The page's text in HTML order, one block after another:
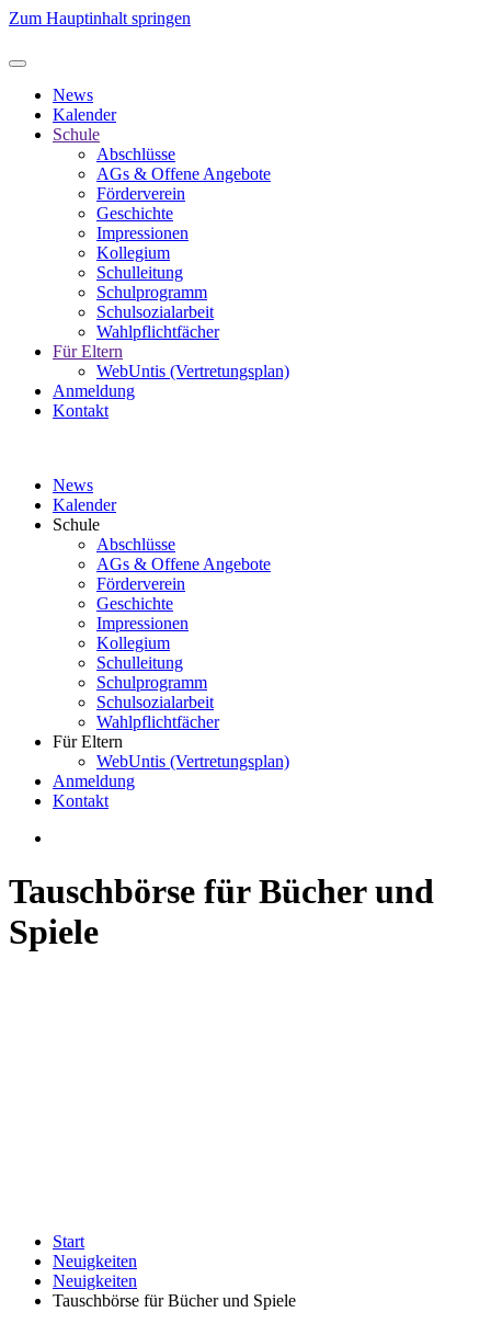
Zum Hauptinhalt springen
News
Kalender
Schule
Abschlüsse
AGs & Offene Angebote
Förderverein
Geschichte
Impressionen
Kollegium
Schulleitung
Schulprogramm
Schulsozialarbeit
Wahlpflichtfächer
Für Eltern
WebUntis (Vertretungsplan)
Anmeldung
Kontakt
News
Kalender
Schule
Abschlüsse
AGs & Offene Angebote
Förderverein
Geschichte
Impressionen
Kollegium
Schulleitung
Schulprogramm
Schulsozialarbeit
Wahlpflichtfächer
Für Eltern
WebUntis (Vertretungsplan)
Anmeldung
Kontakt
Tauschbörse für Bücher und
Spiele
Start
Neuigkeiten
Neuigkeiten
Tauschbörse für Bücher und Spiele